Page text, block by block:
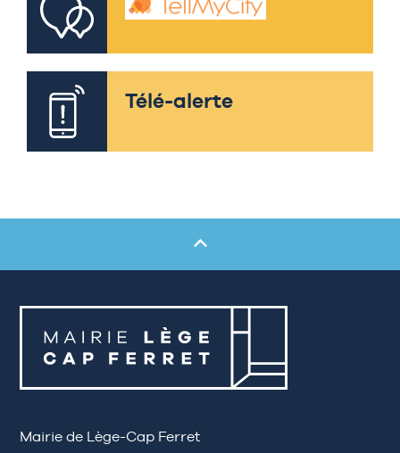
Télé-alerte
Mairie de Lège-Cap Ferret